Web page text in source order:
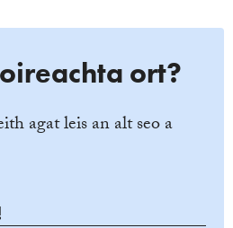
ort?
agat leis an alt seo a